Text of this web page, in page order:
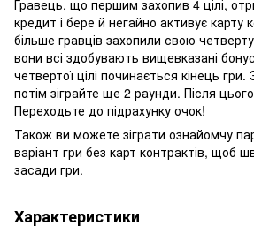
Гравець, що першим захопив 4 цілі,
кредит і бере й негайно активує карту
більше гравців захопили свою
вони всі здобувають вищевказані
четвертої цілі починається кінець
потім зіграйте ще 2 раунди. Після
Переходьте до підрахунку очок!
Також ви можете зіграти ознайомчу
варіант гри без карт контрактів, щоб
засади гри.
Характеристики